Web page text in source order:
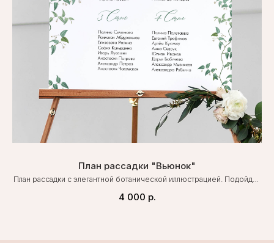
План рассадки "Вьюнок"
План рассадки с элегантной ботанической иллюстрацией. Подойдет
4 000 р.